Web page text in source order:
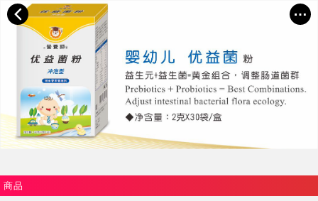
商品